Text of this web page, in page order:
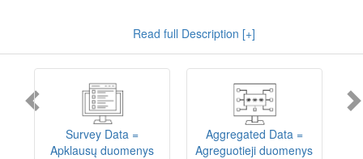
implemented). LiDA curates different types of resources and they
are published into catalogues according to the type:Survey Data,
Interview Data,Aggregated Data
(including Historical Statistics),
, andEncoded Data
(including News Media Studies).
Also, LiDA holds collections of data produced in large national
projets (
Large Project Data
) as well as social sciences and
humanities data deposited by Lithuanian science and higher
education institutions and Lithuanian governmental institutions
Read full Description [+]
Survey Data =
Apklausų duomenys
Aggregated Data =
Agreguotieji duomenys